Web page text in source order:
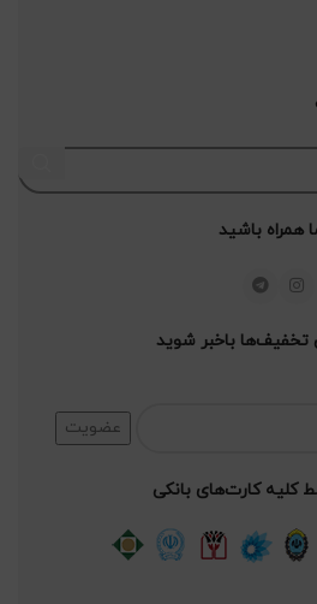
همراه باشید
تخفیف‌ها باخبر شوید
کلیه کارت‌های بانکی